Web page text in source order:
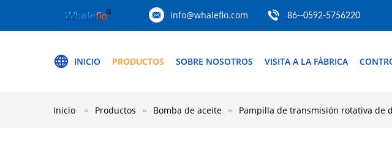
info@whaleflo.com 86--0592-5756220
INICIO PRODUCTOS SOBRE NOSOTROS VISITA A LA FÁBRICA
Inicio Productos Bomba de aceite Pampilla de transmisión rotativa de